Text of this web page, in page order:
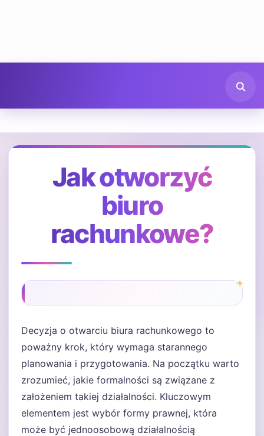
Jak otworzyć
biuro
rachunkowe?
Decyzja o otwarciu biura rachunkowego to
poważny krok, który wymaga starannego
planowania i przygotowania. Na początku warto
zrozumieć, jakie formalności są związane z
założeniem takiej działalności. Kluczowym
elementem jest wybór formy prawnej, która
może być jednoosobową działalnością